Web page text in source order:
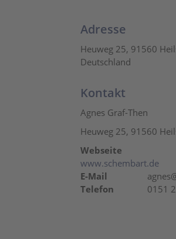
Adresse
Heuweg 25, 91560
Deutschland
Kontakt
Agnes Graf-Then
Heuweg 25, 91560
Webseite
www.schembart.de
E-Mail
Telefon
0151